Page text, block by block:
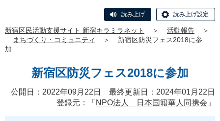
読み上げ 読み上げ設定
新宿区民活動支援サイト 新宿キラミラネット ＞ 活動報告
＞
まちづくり・コミュニティ
＞
新宿区防災フェス2018に参
加
新宿区防災フェス2018に参加
公開日：2022年09月22日 最終更新日：2024年01月22日
登録元：「 NPO法人 日本国籍華人同携会 」